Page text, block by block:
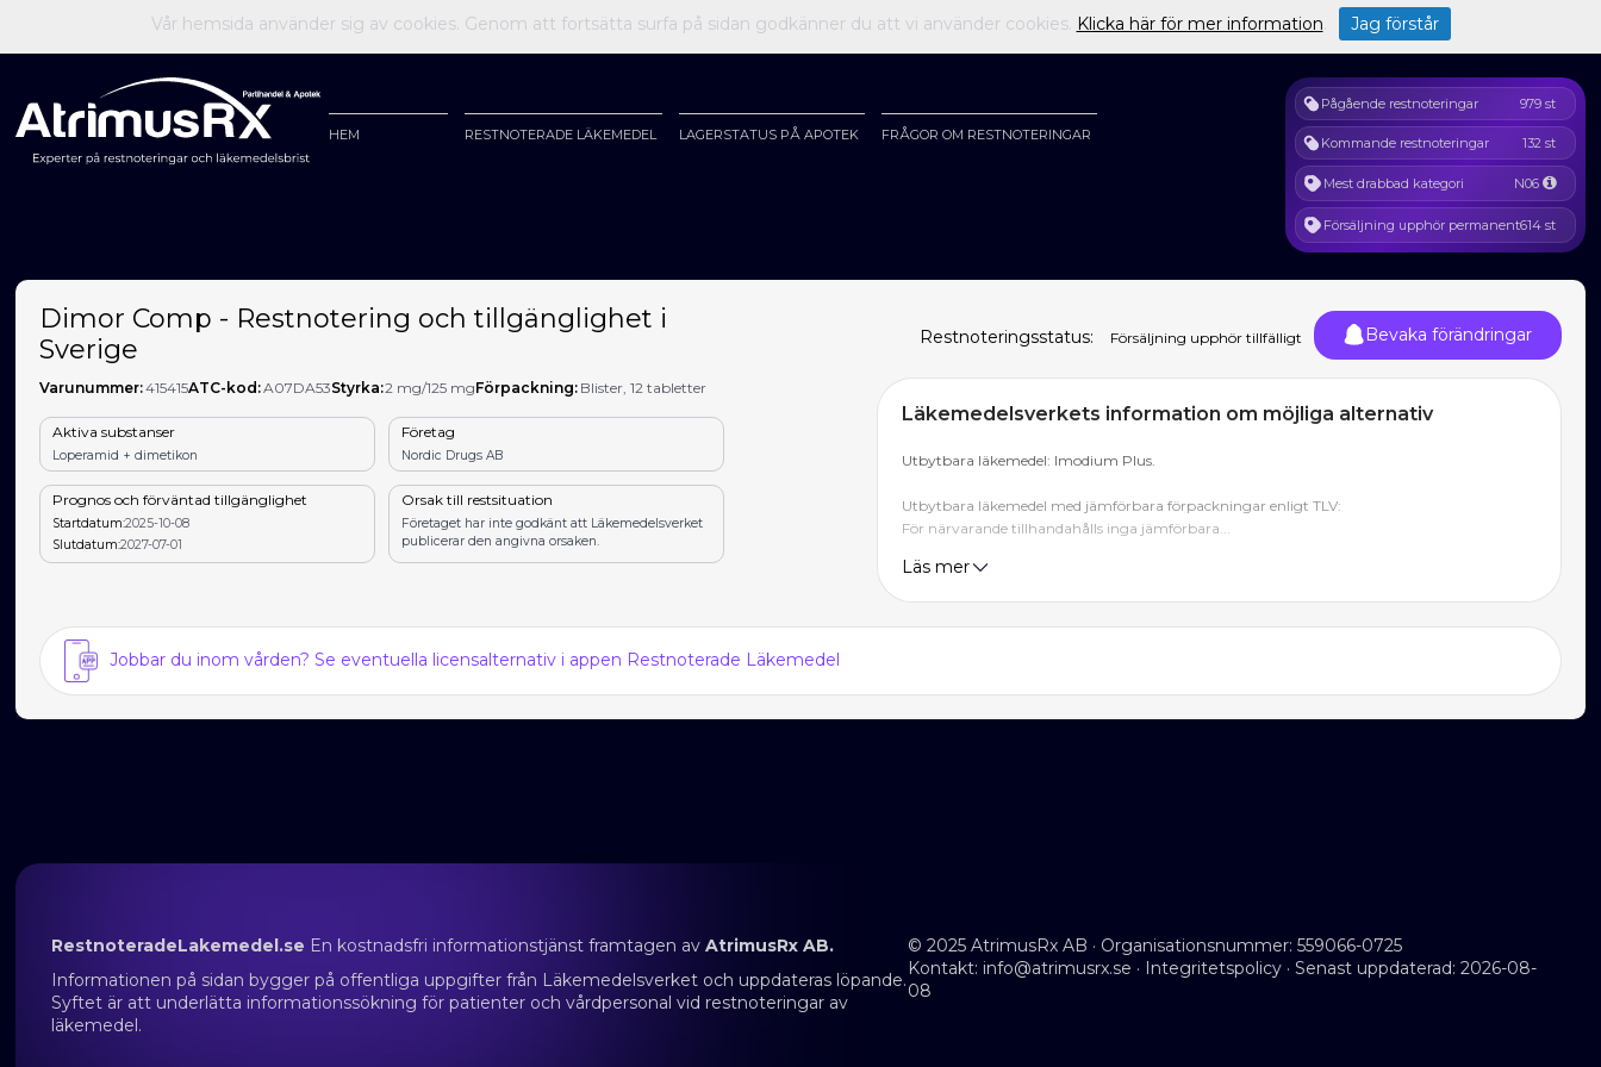
HEM RESTNOTERADE LÄKEMEDEL LAGERSTATUS PÅ APOTEK FRÅGOR OM RESTNOTERINGAR
Pågående restnoteringar 979 st
Kommande restnoteringar 132 st
Mest drabbad kategori N06
Försäljning upphör permanent614 st
Dimor Comp - Restnotering och tillgänglighet i
Sverige
Restnoteringsstatus: Försäljning upphör tillfälligt Bevaka förändringar
Varunummer:415415ATC-kod:A07DA53Styrka:2 mg/125 mgFörpackning: Blister, 12 tabletter
Aktiva substanser
Loperamid + dimetikon
Företag
Nordic Drugs AB
Prognos och förväntad tillgänglighet
Startdatum:2025-10-08
Slutdatum:2027-07-01
Orsak till restsituation
Företaget har inte godkänt att Läkemedelsverket
publicerar den angivna orsaken.
Läkemedelsverkets information om möjliga alternativ
Utbytbara läkemedel: Imodium Plus.
Utbytbara läkemedel med jämförbara förpackningar enligt TLV:
För närvarande tillhandahålls inga jämförbara...
Läs mer
Jobbar du inom vården? Se eventuella licensalternativ i appen Restnoterade Läkemedel
RestnoteradeLakemedel.se En kostnadsfri informationstjänst framtagen avAtrimusRx AB.
Informationen på sidan bygger på offentliga uppgifter från Läkemedelsverket och uppdateras löpande.
Syftet är att underlätta informationssökning för patienter och vårdpersonal vid restnoteringar av
läkemedel.
© 2025 AtrimusRx AB · Organisationsnummer: 559066-0725
Kontakt: info@atrimusrx.se · Integritetspolicy· Senast uppdaterad: 2026-08-
08
Vår hemsida använder sig av cookies. Genom att fortsätta surfa på sidan godkänner du att vi använder cookies. Klicka här för mer information. Jag förstår